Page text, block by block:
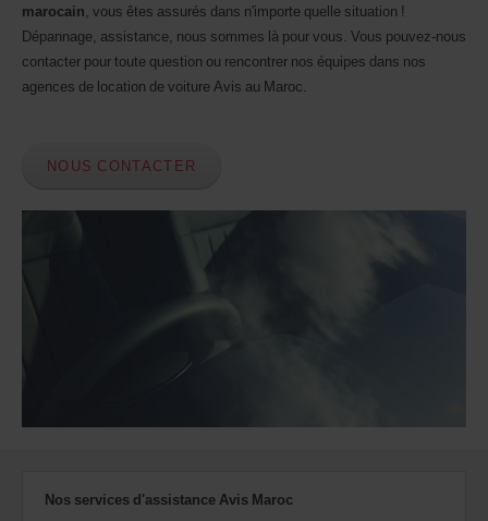
marocain, vous êtes assurés dans n'importe quelle situation !
Dépannage, assistance, nous sommes là pour vous. Vous pouvez-nous
contacter pour toute question ou rencontrer nos équipes dans nos
agences de location de voiture Avis au Maroc.
NOUS CONTACTER
Nos services d'assistance Avis Maroc